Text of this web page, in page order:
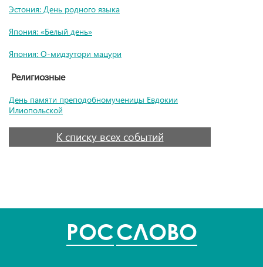
Эстония: День родного языка
Япония: «Белый день»
Япония: О-мидзутори мацури
Религиозные
День памяти преподобномученицы Евдокии
Илиопольской
К списку всех событий
POCСЛОВО